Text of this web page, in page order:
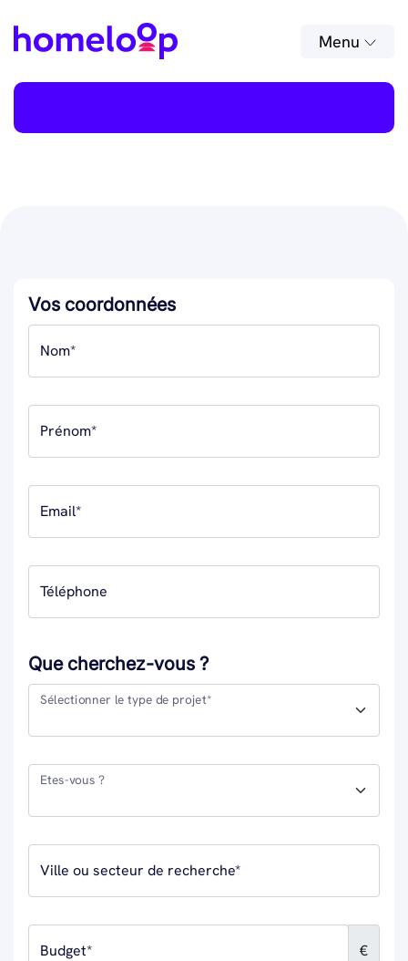
Menu
Vos coordonnées
Nom*
Prénom*
Email*
Téléphone
Que cherchez-vous ?
Sélectionner le type de projet*
Etes-vous ?
Ville ou secteur de recherche*
Budget* €